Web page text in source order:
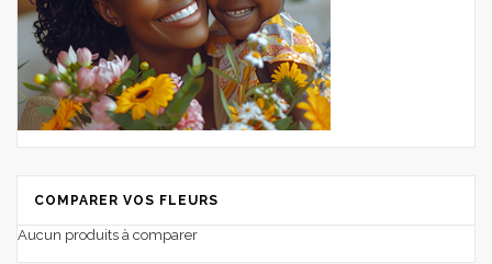
COMPARER VOS FLEURS
Aucun produits à comparer